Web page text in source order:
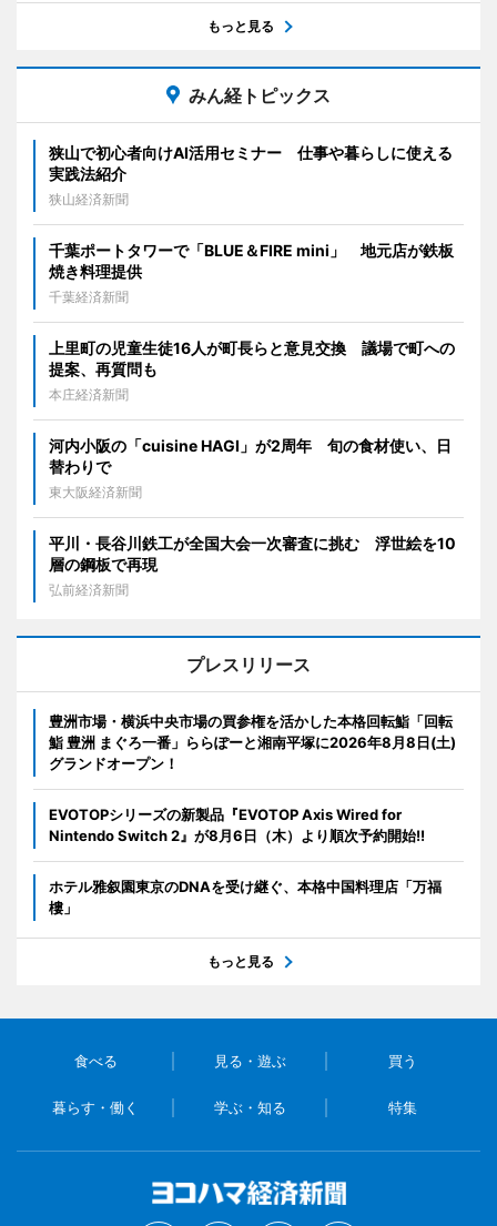
もっと見る
みん経トピックス
狭山で初心者向けAI活用セミナー 仕事や暮らしに使える
実践法紹介
狭山経済新聞
千葉ポートタワーで「BLUE＆FIRE mini」 地元店が鉄板
焼き料理提供
千葉経済新聞
上里町の児童生徒16人が町長らと意見交換 議場で町への
提案、再質問も
本庄経済新聞
河内小阪の「cuisine HAGI」が2周年 旬の食材使い、日
替わりで
東大阪経済新聞
平川・長谷川鉄工が全国大会一次審査に挑む 浮世絵を10
層の鋼板で再現
弘前経済新聞
プレスリリース
豊洲市場・横浜中央市場の買参権を活かした本格回転鮨「回転
鮨 豊洲 まぐろ一番」ららぽーと湘南平塚に2026年8月8日(土)
グランドオープン！
EVOTOPシリーズの新製品『EVOTOP Axis Wired for
Nintendo Switch 2』が8月6日（木）より順次予約開始!!
ホテル雅叙園東京のDNAを受け継ぐ、本格中国料理店「万福
樓」
もっと見る
食べる 見る・遊ぶ 買う
暮らす・働く 学ぶ・知る 特集